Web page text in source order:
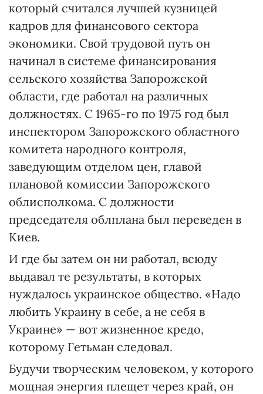
который считался лучшей кузницей
кадров для финансового сектора
экономики. Свой трудовой путь он
начинал в системе финансирования
сельского хозяйства Запорожской
области, где работал на различных
должностях. С 1965-го по 1975 год был
инспектором Запорожского областного
комитета народного контроля,
заведующим отделом цен, главой
плановой комиссии Запорожского
облисполкома. С должности
председателя облплана был переведен в
Киев.
И где бы затем он ни работал, всюду
выдавал те результаты, в которых
нуждалось украинское общество. «Надо
любить Украину в себе, а не себя в
Украине» — вот жизненное кредо,
которому Гетьман следовал.
Будучи творческим человеком, у которого
мощная энергия плещет через край, он